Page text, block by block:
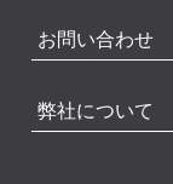
お問い合わせ
弊社について